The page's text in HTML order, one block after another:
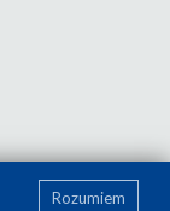
Rozumiem